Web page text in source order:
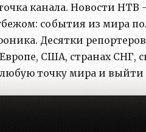
канала. Новости НТВ
события из мира
Десятки
США, странах СНГ,
точку мира и